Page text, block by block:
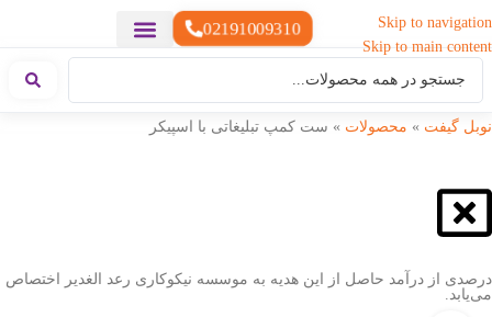
Skip to navigation
Skip to main content
02191009310
نوبل گیفت » محصولات » ست کمپ تبلیغاتی با اسپیکر
درصدی از درآمد حاصل از این هدیه به موسسه نیکوکاری رعد الغدیر اختصاص
می‌یابد.